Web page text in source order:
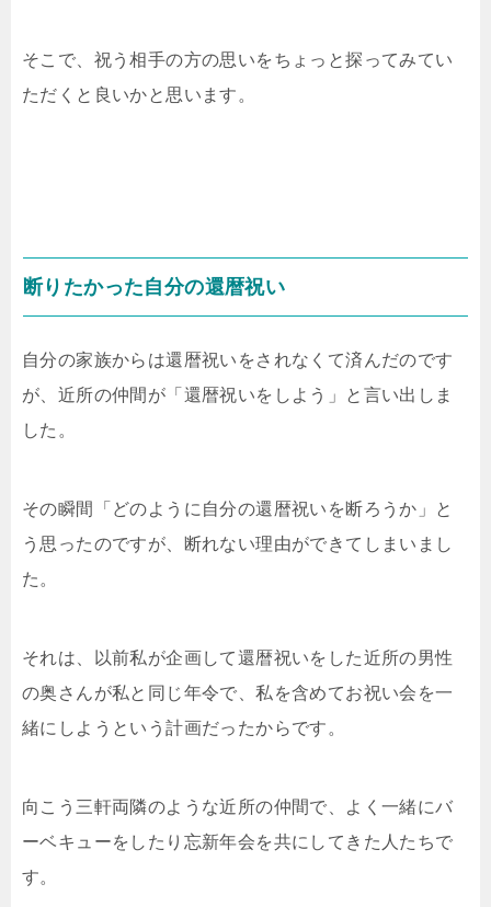
そこで、祝う相手の方の思いをちょっと探ってみてい
ただくと良いかと思います。
断りたかった自分の還暦祝い
自分の家族からは還暦祝い をされなくて済んだのです
が、近所の仲間が「還暦祝いをしよう」と言い出しま
した。
その瞬間「どのように自分の還暦祝いを断ろうか」と
う思ったのですが、断れない理由ができてしまいまし
た。
それは、以前私が企画して還暦祝いをした近所の男性
の奥さんが私と同じ年令で、私を含めてお祝い会を一
緒にしようという計画だったからです。
向こう三軒両隣のような近所の仲間で、よく一緒にバ
ーベキューをしたり忘新年会を共にしてきた人たちで
す。